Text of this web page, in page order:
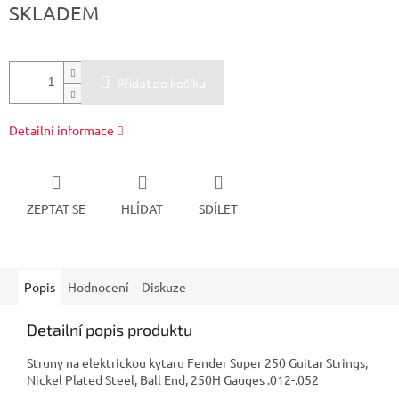
cena:
SKLADEM
Přidat do košíku
Detailní informace
ZEPTAT SE HLÍDAT SDÍLET
Popis Hodnocení Diskuze
Detailní popis produktu
Struny na elektrickou kytaru Fender Super 250 Guitar Strings,
Nickel Plated Steel, Ball End, 250H Gauges .012-.052